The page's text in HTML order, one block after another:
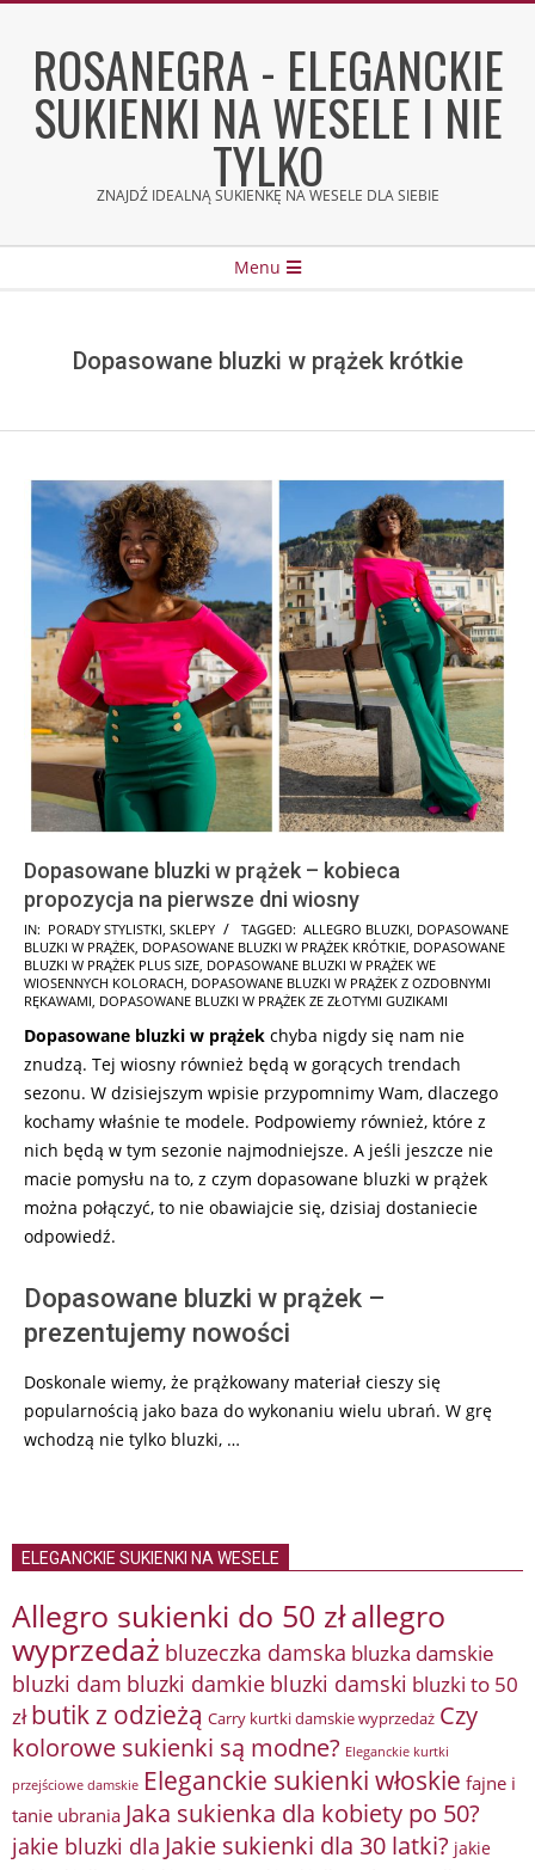
contentROSANEGRA - ELEGANCKIE
SUKIENKI NA WESELE I NIE
TYLKO
ZNAJDŹ IDEALNĄ SUKIENKĘ NA WESELE DLA SIEBIE
Menu
Dopasowane bluzki w prążek krótkie
Dopasowane bluzki w prążek – kobieca
propozycja na pierwsze dni wiosny
2025-
03-
10
IN: PORADY STYLISTKI SKLEPY TAGGED: ALLEGRO BLUZKI DOPASOWANE
BLUZKI W PRĄŻEK DOPASOWANE BLUZKI W PRĄŻEK KRÓTKIE DOPASOWANE
BLUZKI W PRĄŻEK PLUS SIZE DOPASOWANE BLUZKI W PRĄŻEK WE
WIOSENNYCH KOLORACH DOPASOWANE BLUZKI W PRĄŻEK Z OZDOBNYMI
RĘKAWAMI DOPASOWANE BLUZKI W PRĄŻEK ZE ZŁOTYMI GUZIKAMI
Dopasowane bluzki w prążek chyba nigdy się nam nie
znudzą. Tej wiosny również będą w gorących trendach
sezonu. W dzisiejszym wpisie przypomnimy Wam, dlaczego
kochamy właśnie te modele. Podpowiemy również, które z
nich będą w tym sezonie najmodniejsze. A jeśli jeszcze nie
macie pomysłu na to, z czym dopasowane bluzki w prążek
można połączyć, to nie obawiajcie się, dzisiaj dostaniecie
odpowiedź.
Dopasowane bluzki w prążek –
prezentujemy nowości
Doskonale wiemy, że prążkowany materiał cieszy się
popularnością jako baza do wykonaniu wielu ubrań. W grę
wchodzą nie tylko bluzki, …
ELEGANCKIE SUKIENKI NA WESELE
Allegro sukienki do 50 złallegro
wyprzedaż bluzeczka damska bluzka damskie
bluzki dam bluzki damkie bluzki damski bluzki to 50
zł butik z odzieżą Carry kurtki damskie wyprzedaż Czy
kolorowe sukienki są modne? Eleganckie kurtki
przejściowe damskie Eleganckie sukienki włoskie fajne i
tanie ubrania Jaka sukienka dla kobiety po 50?
jakie bluzki dla Jakie sukienki dla 30 latki? jakie